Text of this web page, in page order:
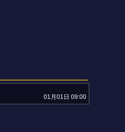
01月01日 09:00